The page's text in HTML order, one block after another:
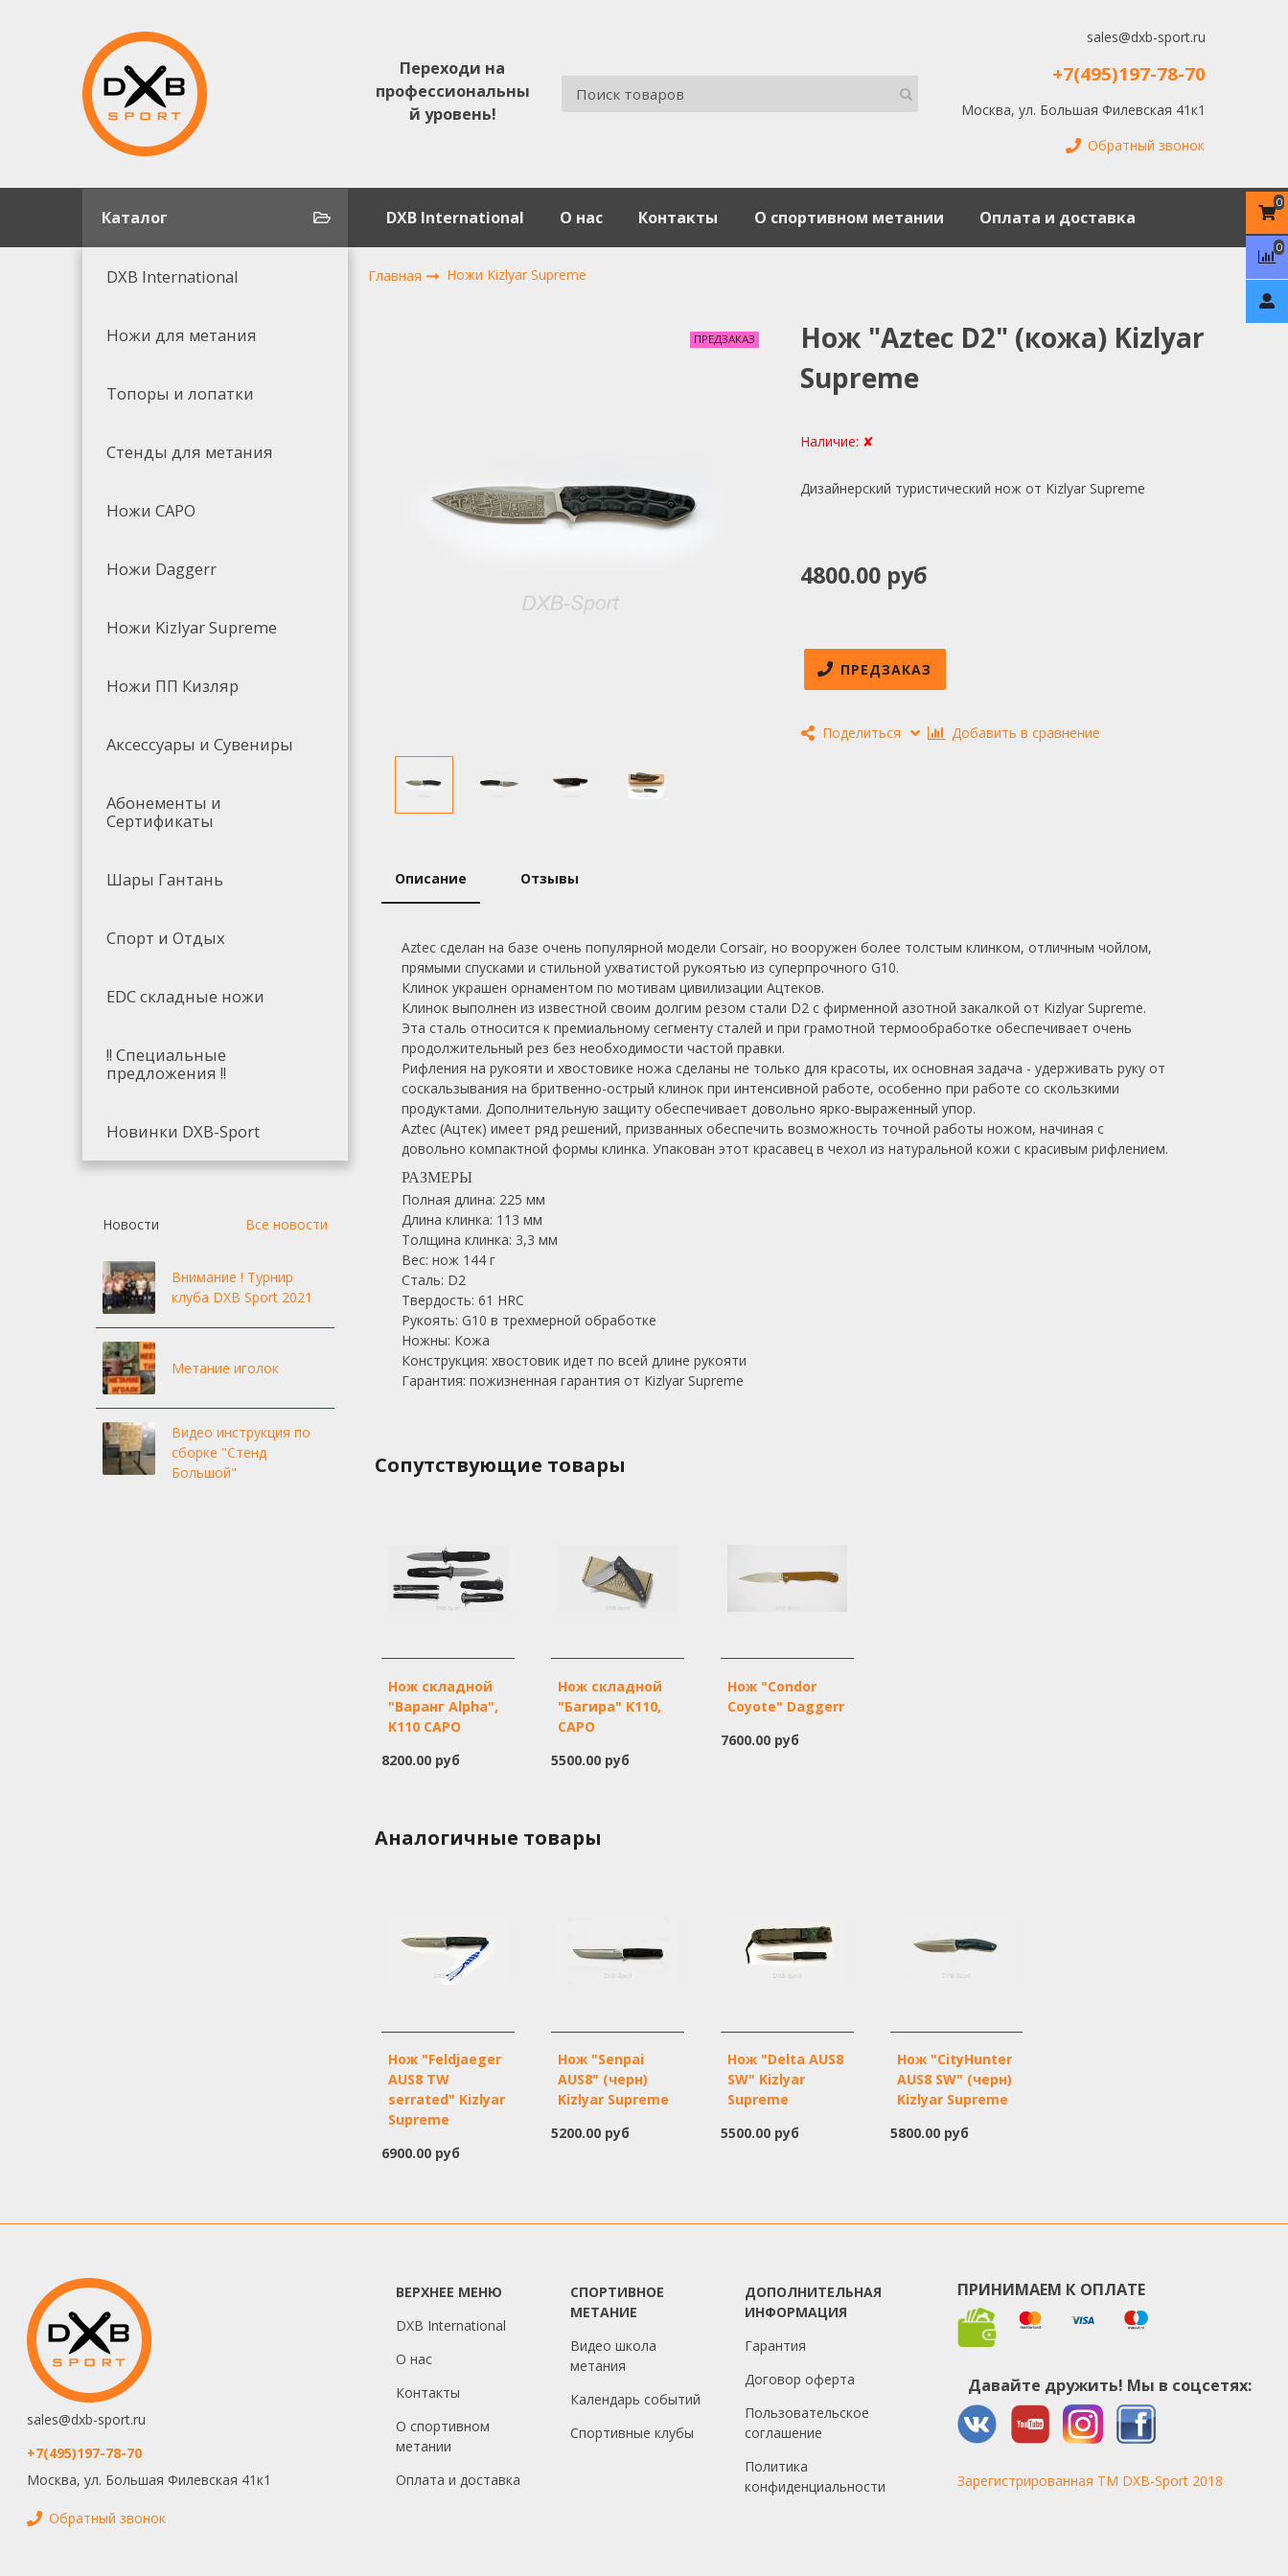
Переходи на
профессиональны
й уровень!
sales@dxb-sport.ru
+7(495)197-78-70
Москва, ул. Большая Филевская 41к1
Обратный звонок
Каталог DXB International О нас Контакты О спортивном метании Оплата и доставка
DXB International
Ножи для метания
Топоры и лопатки
Стенды для метания
Ножи САРО
Ножи Daggerr
Ножи Kizlyar Supreme
Ножи ПП Кизляр
Аксессуары и Сувениры
Абонементы и
Сертификаты
Шары Гантань
Спорт и Отдых
EDC складные ножи
!! Специальные
предложения !!
Новинки DXB-Sport
Новости Все новости
Внимание ! Турнир
клуба DXB Sport 2021
Метание иголок
Видео инструкция по
сборке "Стенд
Большой"
Главная Ножи Kizlyar Supreme
0
0
ПРЕДЗАКАЗ
Нож "Aztec D2" (кожа) Kizlyar
Supreme
Наличие: ✘
Дизайнерский туристический нож от Kizlyar Supreme
4800.00 руб
ПРЕДЗАКАЗ
Поделиться Добавить в сравнение
Описание Отзывы
Aztec сделан на базе очень популярной модели Corsair, но вооружен более толстым клинком, отличным чойлом,
прямыми спусками и стильной ухватистой рукоятью из суперпрочного G10.
Клинок украшен орнаментом по мотивам цивилизации Ацтеков.
Клинок выполнен из известной своим долгим резом стали D2 с фирменной азотной закалкой от Kizlyar Supreme.
Эта сталь относится к премиальному сегменту сталей и при грамотной термообработке обеспечивает очень
продолжительный рез без необходимости частой правки.
Рифления на рукояти и хвостовике ножа сделаны не только для красоты, их основная задача - удерживать руку от
соскальзывания на бритвенно-острый клинок при интенсивной работе, особенно при работе со скользкими
продуктами. Дополнительную защиту обеспечивает довольно ярко-выраженный упор.
Aztec (Ацтек) имеет ряд решений, призванных обеспечить возможность точной работы ножом, начиная с
довольно компактной формы клинка.Упакован этот красавец в чехол из натуральной кожи с красивым рифлением.
РАЗМЕРЫ
Полная длина: 225 мм
Длина клинка: 113 мм
Толщина клинка: 3,3 мм
Вес: нож 144 г
Сталь: D2
Твердость: 61 HRC
Рукоять: G10 в трехмерной обработке
Ножны: Кожа
Конструкция: хвостовик идет по всей длине рукояти
Гарантия: пожизненная гарантия от Kizlyar Supreme
Сопутствующие товары
Нож складной
"Варанг Alpha",
K110 САРО
8200.00 руб
Нож складной
"Багира" K110,
САРО
5500.00 руб
Нож "Condor
Coyote" Daggerr
7600.00 руб
Аналогичные товары
Нож "Feldjaeger
AUS8 TW
serrated" Kizlyar
Supreme
6900.00 руб
Нож "Senpai
AUS8" (черн)
Kizlyar Supreme
5200.00 руб
Нож "Delta AUS8
SW" Kizlyar
Supreme
5500.00 руб
Нож "CityHunter
AUS8 SW" (черн)
Kizlyar Supreme
5800.00 руб
sales@dxb-sport.ru
+7(495)197-78-70
Москва, ул. Большая Филевская 41к1
Обратный звонок
ВЕРХНЕЕ МЕНЮ
DXB International
О нас
Контакты
О спортивном
метании
Оплата и доставка
СПОРТИВНОЕ
МЕТАНИЕ
Видео школа
метания
Календарь событий
Спортивные клубы
ДОПОЛНИТЕЛЬНАЯ
ИНФОРМАЦИЯ
Гарантия
Договор оферта
Пользовательское
соглашение
Политика
конфиденциальности
ПРИНИМАЕМ К ОПЛАТЕ
Давайте дружить! Мы в соцсетях:
Зарегистрированная TM DXB-Sport 2018